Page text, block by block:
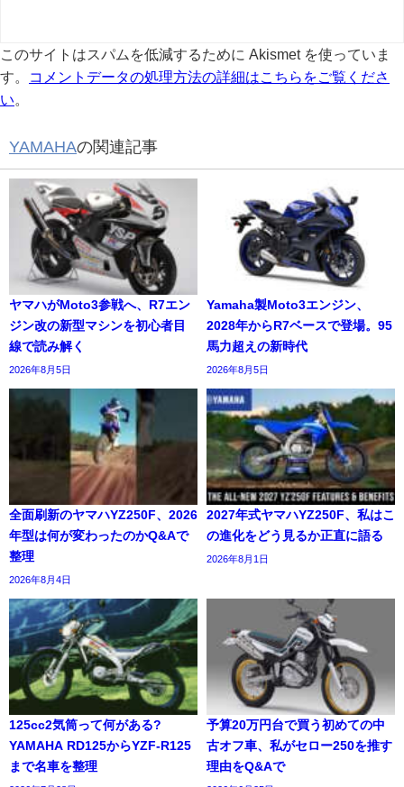
このサイトはスパムを低減するために Akismet を使っていま
す。
コメントデータの処理方法の詳細はこちらをご覧くださ
い
YAMAHAの関連記事
ヤマハがMoto3参戦へ、R7エン
ジン改の新型マシンを初心者目
線で読み解く
2026年8月5日
Yamaha製Moto3エンジン、
2028年からR7ベースで登場。95
馬力超えの新時代
2026年8月5日
全面刷新のヤマハYZ250F、2026
年型は何が変わったのかQ&Aで
整理
2026年8月4日
2027年式ヤマハYZ250F、私はこ
の進化をどう見るか正直に語る
2026年8月1日
125cc2気筒って何がある?
YAMAHA RD125からYZF-R125
まで名車を整理
予算20万円台で買う初めての中
古オフ車、私がセロー250を推す
理由をQ&Aで